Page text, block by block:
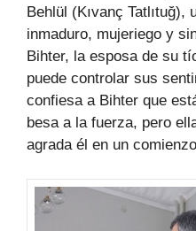
Behlül (Kıvanç
inmaduro, mujeriego y
Bihter, la esposa de su
puede controlar sus
confiesa a Bihter que
besa a la fuerza, pero
agrada él en un